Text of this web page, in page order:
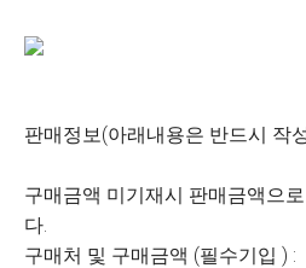
판매정보(아래내용은 반드시 작
구매금액 미기재시 판매금액으
다.
구매처 및 구매금액 (필수기입 ) :